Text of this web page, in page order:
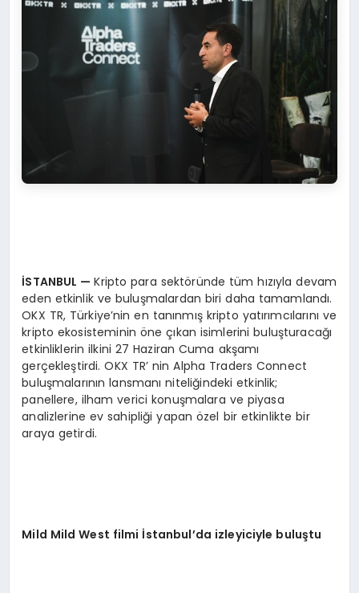
İSTANBUL —Kripto para sektöründe tüm hızıyla devam
eden etkinlik ve buluşmalardan biri daha tamamlandı.
OKX TR, Türkiye’nin en tanınmış kripto yatırımcılarını ve
kripto ekosisteminin öne çıkan isimlerini buluşturacağı
etkinliklerin ilkini 27 Haziran Cuma akşamı
gerçekleştirdi. OKX TR’ nin Alpha Traders Connect
buluşmalarının lansmanı niteliğindeki etkinlik;
panellere, ilham verici konuşmalara ve piyasa
analizlerine ev sahipliği yapan özel bir etkinlikte bir
araya getirdi.
Mild Mild West filmi İstanbul’da izleyiciyle buluştu